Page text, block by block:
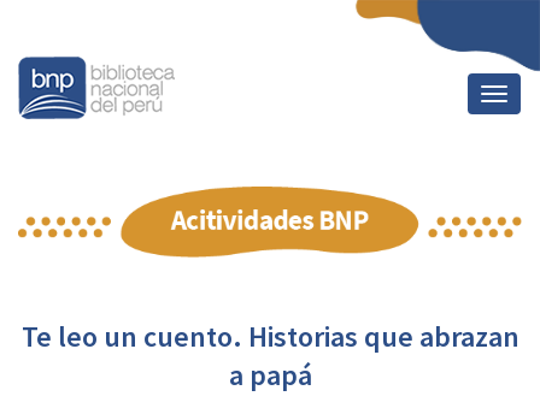
Te leo un cuento. Historias que abrazan
a papá